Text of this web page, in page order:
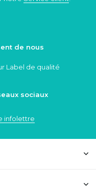
de nous
Label de qualité
sociaux
infolettre